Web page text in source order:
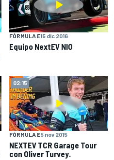
FÓRMULA E15 dic 2016
Equipo NextEV NIO
02:15
FÓRMULA E5 nov 2015
NEXTEV TCR Garage Tour
con Oliver Turvey.